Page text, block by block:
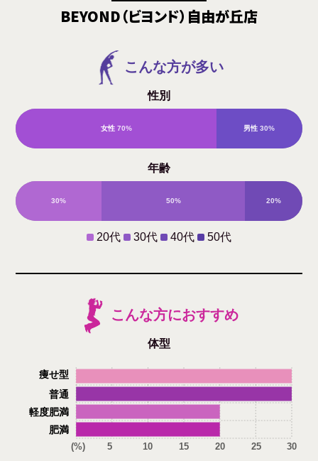
BEYOND（ビヨンド）自由が丘店
こんな方が多い
性別
女性 70% 男性 30%
年齢
30% 50% 20% 0%
20代 30代 40代 50代
こんな方におすすめ
体型
肥満
軽度肥満
普通
痩せ型
(%) 5 10 15 20 25 30